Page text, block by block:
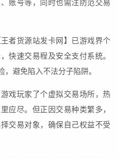
账号等，同时也需注防范交易
者货源站发卡网】已游戏界个
快速交易程及安全支付系统。
避免陷入不法分子陷阱。
戏玩家了个虚拟交易场所，热
应尽。但正因交易种类繁多，
交易对象，确保自己权益不受